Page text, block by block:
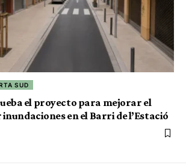
SUD
el proyecto para mejorar el
en el Barri de l’Estació